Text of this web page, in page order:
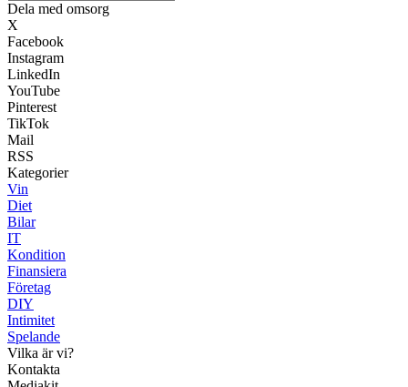
Dela med omsorg
X
Facebook
Instagram
LinkedIn
YouTube
Pinterest
TikTok
Mail
RSS
Kategorier
Vin
Diet
Bilar
IT
Kondition
Finansiera
Företag
DIY
Intimitet
Spelande
Vilka är vi?
Kontakta